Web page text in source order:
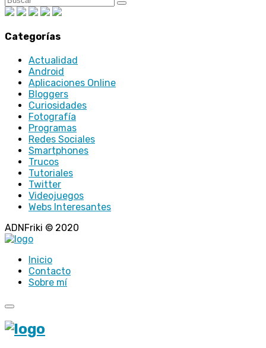
Categorías
Actualidad
Android
Aplicaciones Online
Bloggers
Curiosidades
Fotografía
Programas
Redes Sociales
Smartphones
Trucos
Tutoriales
Twitter
Videojuegos
Webs Interesantes
ADNFriki © 2020
Inicio
Contacto
Sobre mí